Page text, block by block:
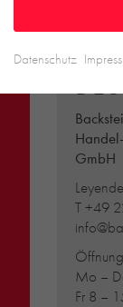
GmbH
T+49
Mo –
Fr 8 –
Datenschutz